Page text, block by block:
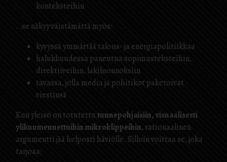
konteksteihin
…se näkyy väistämättä myös:
kyvyssä ymmärtää talous- ja energiapolitiikkaa
halukkuudessa paneutua sopimusteksteihin,
direktiiveihin, lakiluonnoksiin
tavassa, jolla media ja poliitikot paketoivat
viestinsä
Kun yleisö on totutettutunnepohjaisiin, visuaalisesti
ylikuumennettuihin mikroklippeihin, rationaalinen
argumentti jää helposti häviölle. Silloin voittaa se, joka
tarjoaa: